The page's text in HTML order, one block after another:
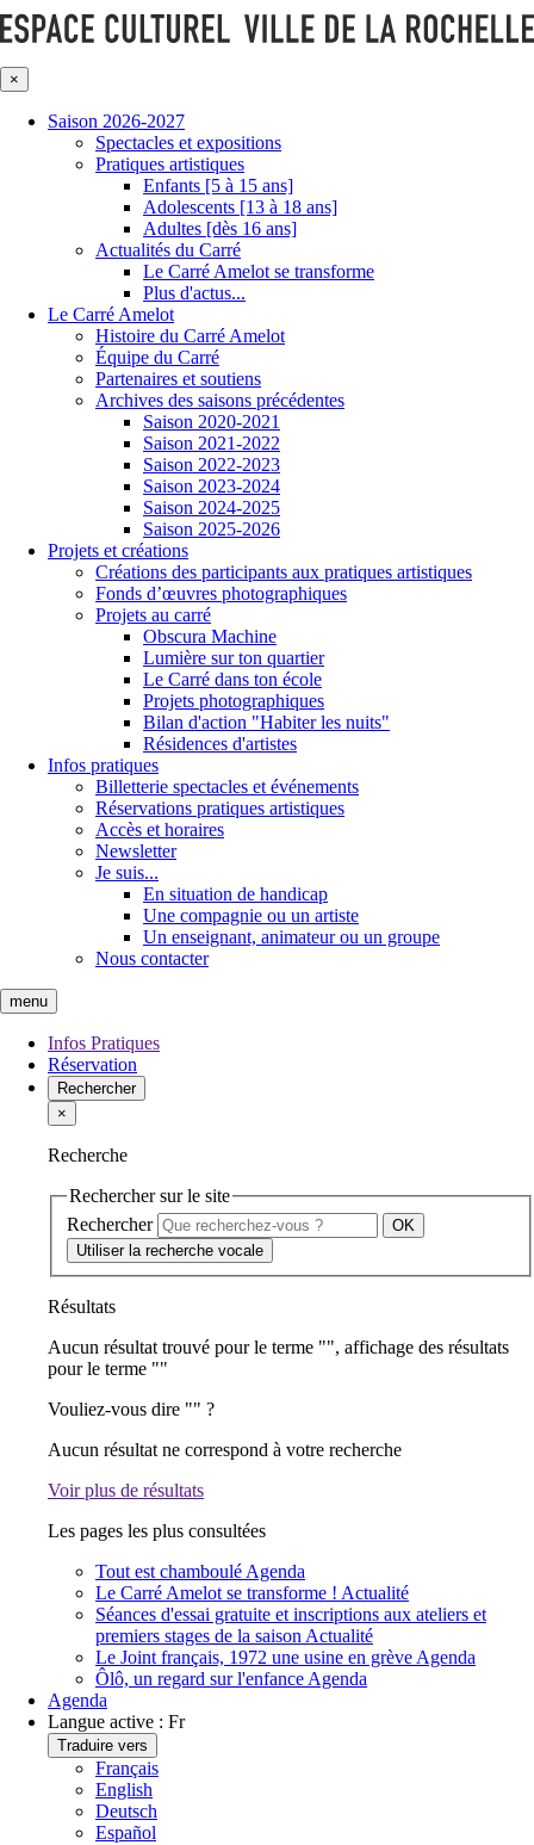
×
Saison 2026-2027
Spectacles et expositions
Pratiques artistiques
Enfants [5 à 15 ans]
Adolescents [13 à 18 ans]
Adultes [dès 16 ans]
Actualités du Carré
Le Carré Amelot se transforme
Plus d'actus...
Le Carré Amelot
Histoire du Carré Amelot
Équipe du Carré
Partenaires et soutiens
Archives des saisons précédentes
Saison 2020-2021
Saison 2021-2022
Saison 2022-2023
Saison 2023-2024
Saison 2024-2025
Saison 2025-2026
Projets et créations
Créations des participants aux pratiques artistiques
Fonds d’œuvres photographiques
Projets au carré
Obscura Machine
Lumière sur ton quartier
Le Carré dans ton école
Projets photographiques
Bilan d'action "Habiter les nuits"
Résidences d'artistes
Infos pratiques
Billetterie spectacles et événements
Réservations pratiques artistiques
Accès et horaires
Newsletter
Je suis...
En situation de handicap
Une compagnie ou un artiste
Un enseignant, animateur ou un groupe
Nous contacter
menu
Infos Pratiques
Réservation
Rechercher
×
Recherche
Rechercher sur le site
Rechercher
Utiliser la recherche vocale
Résultats
Aucun résultat trouvé pour le terme "", affichage des résultats
pour le terme ""
Vouliez-vous dire "" ?
Aucun résultat ne correspond à votre recherche
Voir plus de résultats
Les pages les plus consultées
Tout est chamboulé Agenda
Le Carré Amelot se transforme ! Actualité
Séances d'essai gratuite et inscriptions aux ateliers et
premiers stages de la saison Actualité
Le Joint français, 1972 une usine en grève Agenda
Ôlô, un regard sur l'enfance Agenda
Agenda
Langue active : Fr
Traduire vers
Français
English
Deutsch
Español